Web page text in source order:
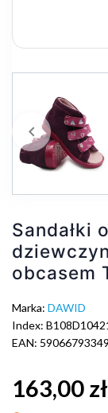
keyboard_arrow_left
Sandałki
obcasem
Marka: DAWID
Index:
EAN:
163,00 zł